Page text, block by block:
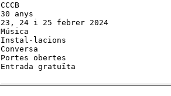
CCCB
30 anys
23, 24 i 25 febrer 2024
Música
Instal·lacions
Conversa
Portes obertes
Entrada gratuïta